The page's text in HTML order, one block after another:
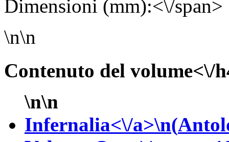
Dimensioni (mm):<\/
\n\n
Contenuto del volume<\/
\n\n
Infernalia<\/a>\n(